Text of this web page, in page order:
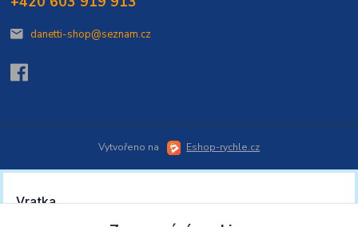
danetti-shop@seznam.cz
Vytvořeno na Eshop-rychle.cz